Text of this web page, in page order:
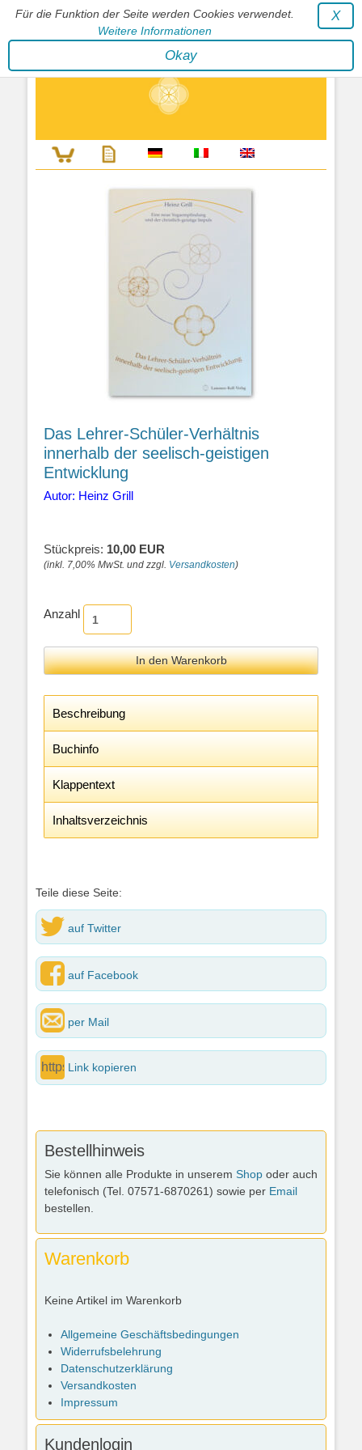
Für die Funktion der Seite werden Cookies verwendet.
Weitere Informationen
X
Okay
Stephan Wunderlich Verlag
Literatur zur Förderung der Gestaltfähigkeit des Lebens
Das Lehrer-Schüler-Verhältnis
innerhalb der seelisch-geistigen
Entwicklung
Autor: Heinz Grill
Stückpreis: 10,00 EUR
(inkl. 7,00% MwSt. und zzgl. Versandkosten)
Anzahl
Beschreibung
Buchinfo
Klappentext
Inhaltsverzeichnis
Teile diese Seite:
auf Twitter
auf Facebook
per Mail
Link kopieren
Bestellhinweis
Sie können alle Produkte in unserem Shop oder auch
telefonisch (Tel. 07571-6870261) sowie per Email
bestellen.
Warenkorb
Keine Artikel im Warenkorb
Allgemeine Geschäftsbedingungen
Widerrufsbelehrung
Datenschutzerklärung
Versandkosten
Impressum
Kundenlogin